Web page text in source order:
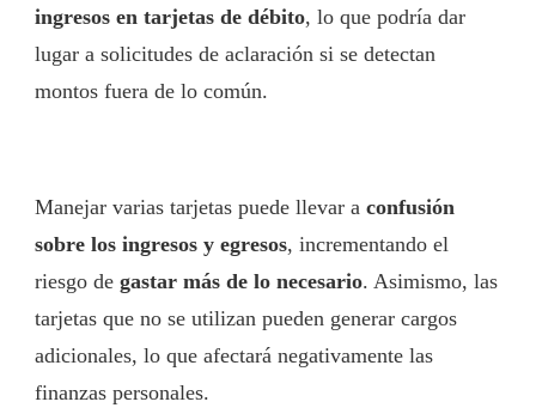
ingresos en tarjetas de débito, lo que podría dar
lugar a solicitudes de aclaración si se detectan
montos fuera de lo común.
Manejar varias tarjetas puede llevar a confusión
sobre los ingresos y egresos, incrementando el
riesgo de gastar más de lo necesario. Asimismo, las
tarjetas que no se utilizan pueden generar cargos
adicionales, lo que afectará negativamente las
finanzas personales.